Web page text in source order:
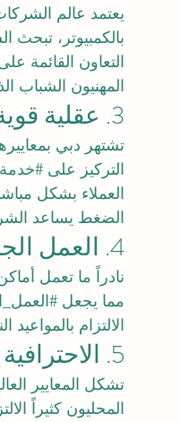
يعتمد عالم
بالكمبيوتر،
التعاون القائمة
المهنيون الشباب
3. عقلية قوية لخدمة العملاء
تشتهر دبي
التركيز على
العملاء بشكل
الضغط يساعد
4. العمل الجماعي التعاوني
نادراً ما تعمل
مما يجعل
الالتزام
5. الاحترافية الثابتة
تشكل المعايير
المحليون كثيراً